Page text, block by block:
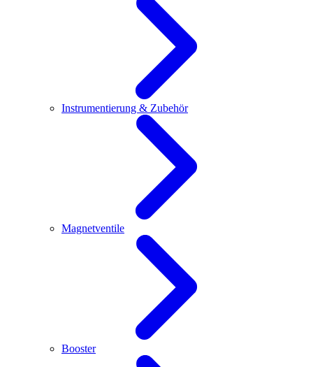
Instrumentierung & Zubehör
Magnetventile
Booster